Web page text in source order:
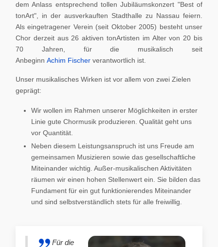
dem Anlass entsprechend tollen Jubiläumskonzert "Best of
tonArt", in der ausverkauften Stadthalle zu Nassau feiern.
Als eingetragener Verein (seit Oktober 2005) besteht unser
Chor derzeit aus 26 aktiven tonArtisten im Alter von 20 bis
70 Jahren, für die musikalisch seit
Anbeginn Achim Fischer verantwortlich ist.
Unser musikalisches Wirken ist vor allem von zwei Zielen
geprägt:
Wir wollen im Rahmen unserer Möglichkeiten in erster
Linie gute Chormusik produzieren. Qualität geht uns
vor Quantität.
Neben diesem Leistungsanspruch ist uns Freude am
gemeinsamen Musizieren sowie das gesellschaftliche
Miteinander wichtig. Außer-musikalischen Aktivitäten
räumen wir einen hohen Stellenwert ein. Sie bilden das
Fundament für ein gut funktionierendes Miteinander
und sind selbstverständlich stets für alle freiwillig.
Für die